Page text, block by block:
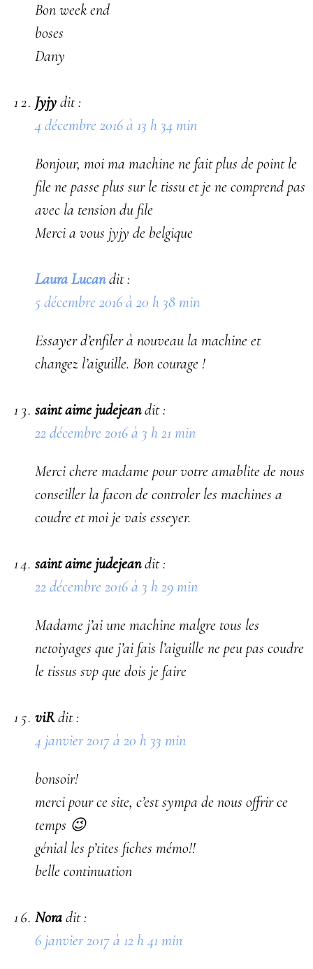
Bon week end
boses
Dany
Jyjydit :
4 décembre 2016 à 13 h 34 min
Bonjour, moi ma machine ne fait plus de point le
file ne passe plus sur le tissu et je ne comprend pas
avec la tension du file
Merci a vous jyjy de belgique
Laura Lucandit :
5 décembre 2016 à 20 h 38 min
Essayer d’enfiler à nouveau la machine et
changez l’aiguille. Bon courage !
saint aime judejeandit :
22 décembre 2016 à 3 h 21 min
Merci chere madame pour votre amablite de nous
conseiller la facon de controler les machines a
coudre et moi je vais esseyer.
saint aime judejeandit :
22 décembre 2016 à 3 h 29 min
Madame j’ai une machine malgre tous les
netoiyages que j’ai fais l’aiguille ne peu pas coudre
le tissus svp que dois je faire
viRdit :
4 janvier 2017 à 20 h 33 min
bonsoir!
merci pour ce site, c’est sympa de nous offrir ce
temps 😉
génial les p’tites fiches mémo!!
belle continuation
Noradit :
6 janvier 2017 à 12 h 41 min